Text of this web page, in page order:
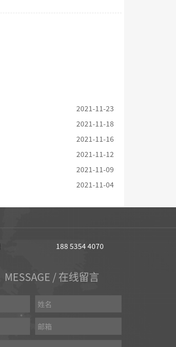
2021-11-23
2021-11-18
2021-11-16
2021-11-12
2021-11-09
2021-11-04
188 5354 4070
MESSAGE / 在线留言